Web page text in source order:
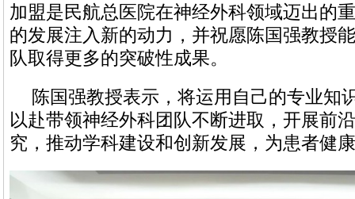
加盟是民航总医院在神经外科领域迈出的
的发展注入新的动力，并祝愿陈国强教授
队取得更多的突破性成果。
陈国强教授表示，将运用自己的专业知
以赴带领神经外科团队不断进取，开展前
究，推动学科建设和创新发展，为患者健